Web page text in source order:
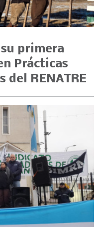
primera
Prácticas
del RENATRE